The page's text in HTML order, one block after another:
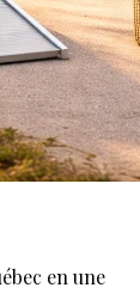
en une